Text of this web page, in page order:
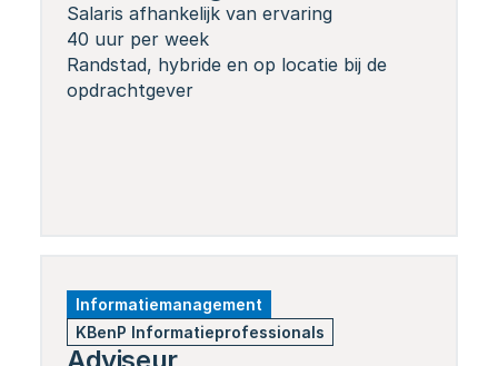
Salaris afhankelijk van ervaring
40 uur per week
Randstad, hybride en op locatie bij de
opdrachtgever
Informatiemanagement
KBenP Informatieprofessionals